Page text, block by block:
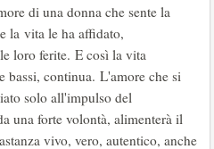
di una donna che sente la
la vita le ha affidato,
loro ferite. E così la vita
bassi, continua. L'amore che si
solo all'impulso del
una forte volontà, alimenterà il
vivo, vero, autentico, anche